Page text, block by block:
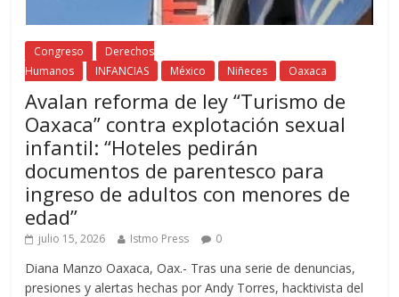
Congreso
Derechos
Humanos
INFANCIAS México Niñeces Oaxaca
Avalan reforma de ley “Turismo de
Oaxaca” contra explotación sexual
infantil: “Hoteles pedirán
documentos de parentesco para
ingreso de adultos con menores de
edad”
julio 15, 2026 Istmo Press 0
Diana Manzo Oaxaca, Oax.- Tras una serie de denuncias,
presiones y alertas hechas por Andy Torres, hacktivista del